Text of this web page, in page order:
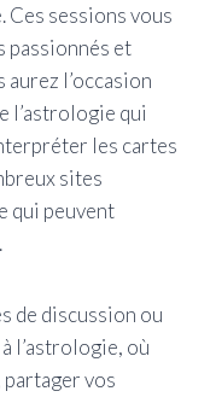
sessions vous
passionnés et
aurez l’occasion
l’astrologie qui
les cartes
sites
qui peuvent
de discussion ou
l’astrologie, où
vos